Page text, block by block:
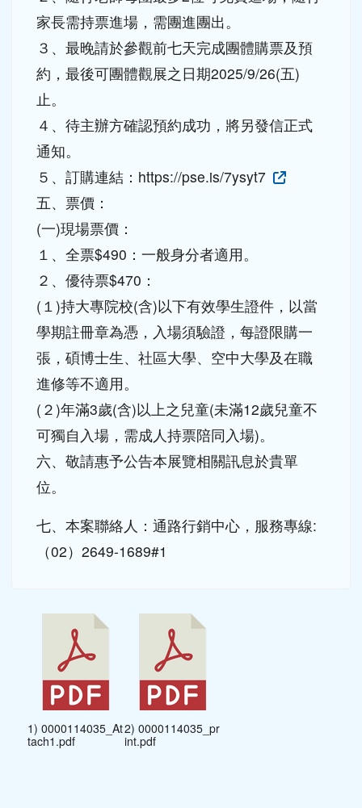
３、最晚請於參觀前七天完成團體購票及預
約，最後可團體觀展之日期2025/9/26(五)
止。
４、待主辦方確認預約成功，將另發信正式
通知。
５、訂購連結：https://pse.is/7ysyt7
五、票價：
(一)現場票價：
１、全票$490：一般身分者適用。
２、優待票$470：
(１)持大專院校(含)以下有效學生證件，以當
學期註冊章為憑，入場須驗證，每證限購一
張，碩博士生、社區大學、空中大學及在職
進修等不適用。
(２)年滿3歲(含)以上之兒童(未滿12歲兒童不
可獨自入場，需成人持票陪同入場)。
六、敬請惠予公告本展覽相關訊息於貴單
位。
七、本案聯絡人：通路行銷中心，服務專線:
（02）2649-1689#1
1) 0000114035_At
tach1.pdf
2) 0000114035_pr
int.pdf